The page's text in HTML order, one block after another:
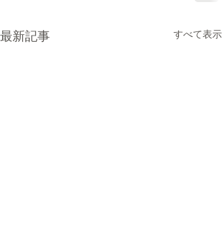
最新記事 すべて表示